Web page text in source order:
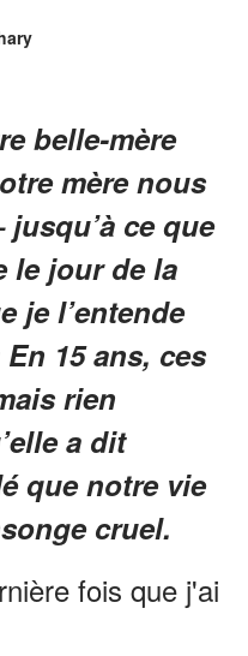
belle-mère
mère nous
ce que
le jour de la
je l’entende
15 ans, ces
rien
a dit
que notre vie
cruel.
fois que j'ai